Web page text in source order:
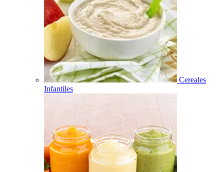
Cereales
Infantiles